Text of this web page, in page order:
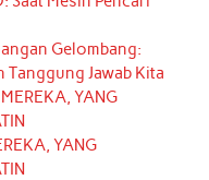
Gelombang:
Jawab Kita
YANG
YANG